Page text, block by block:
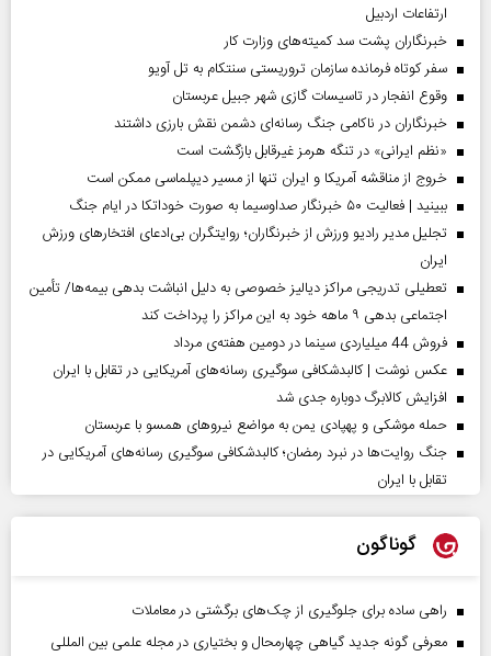
ارتفاعات اردبیل
خبرنگاران پشت سد کمیته‌های وزارت کار
سفر کوتاه فرمانده سازمان تروریستی سنتکام به تل آویو
وقوع انفجار در تاسیسات گازی شهر جبیل عربستان
خبرنگاران در ناکامی جنگ رسانه‌ای دشمن نقش بارزی داشتند
«نظم ایرانی» در تنگه هرمز غیرقابل بازگشت است
خروج از مناقشه آمریکا و ایران تنها از مسیر دیپلماسی ممکن است
ببینید | فعالیت ۵۰ خبرنگار صداوسیما به صورت خوداتکا در ایام جنگ
تجلیل مدیر رادیو ورزش از خبرنگاران؛ روایتگران بی‌ادعای افتخارهای ورزش
ایران
تعطیلی تدریجی مراکز دیالیز خصوصی به دلیل انباشت بدهی بیمه‌ها/ تأمین
اجتماعی بدهی ۹ ماهه خود به این مراکز را پرداخت کند
فروش 44 میلیاردی سینما در دومین هفته‌ی مرداد
عکس نوشت | کالبدشکافی سوگیری رسانه‌های آمریکایی در تقابل با ایران
افزایش کالابرگ دوباره جدی شد
حمله موشکی و پهپادی یمن به مواضع نیروهای همسو با عربستان
جنگ روایت‌ها در نبرد رمضان؛ کالبدشکافی سوگیری رسانه‌های آمریکایی در
تقابل با ایران
گوناگون
راهی ساده برای جلوگیری از چک‌های برگشتی در معاملات
معرفی گونه جدید گیاهی چهارمحال و بختیاری در مجله علمی بین المللی